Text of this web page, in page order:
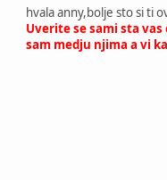
hvala anny,bolje sto si ti
Uverite se sami sta
sam medju njima a vi